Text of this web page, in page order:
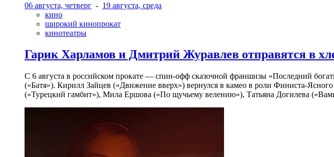
06 августа, четверг - 19 августа, среда
кино
широкий кинопрокат
кинотеатры
Гарик Харламов и Дмитрий Журавлев отправятся в
С 6 августа в российском прокате — спин-офф сказочной франшизы «Последний
(«Батя»). Кирилл Зайцев («Движение вверх») вернулся в камео в роли Финиста-
(«Турецкий гамбит»), Мила Ершова («По щучьему велению»), Татьяна Догилева